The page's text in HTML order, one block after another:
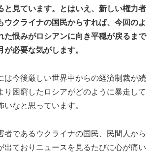
と見ています。とはいえ、新しい権力者
ウクライナの国民からすれば、今回のよ
た恨みがロシアンに向き平穏が戻るまで
が必要な気がします。
は今後厳しい世界中からの経済制裁が続
り困窮したロシアがどのように暴走して
いなと思っています。
者であるウクライナの国民、民間人から
出ておりニュースを見るたびに心が痛い